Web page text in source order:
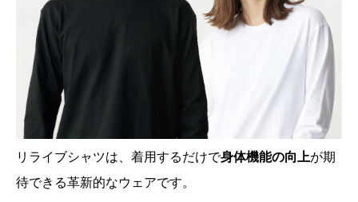
リライブシャツは、着用するだけで身体機能の向上が期
待できる革新的なウェアです。